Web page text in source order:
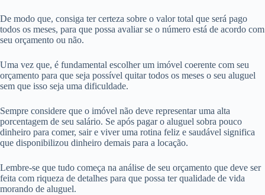
De modo que, consiga ter certeza sobre o valor total que será pago
todos os meses, para que possa avaliar se o número está de acordo com
seu orçamento ou não.
Uma vez que, é fundamental escolher um imóvel coerente com seu
orçamento para que seja possível quitar todos os meses o seu aluguel
sem que isso seja uma dificuldade.
Sempre considere que o imóvel não deve representar uma alta
porcentagem de seu salário. Se após pagar o aluguel sobra pouco
dinheiro para comer, sair e viver uma rotina feliz e saudável significa
que disponibilizou dinheiro demais para a locação.
Lembre-se que tudo começa na análise de seu orçamento que deve ser
feita com riqueza de detalhes para que possa ter qualidade de vida
morando de aluguel.